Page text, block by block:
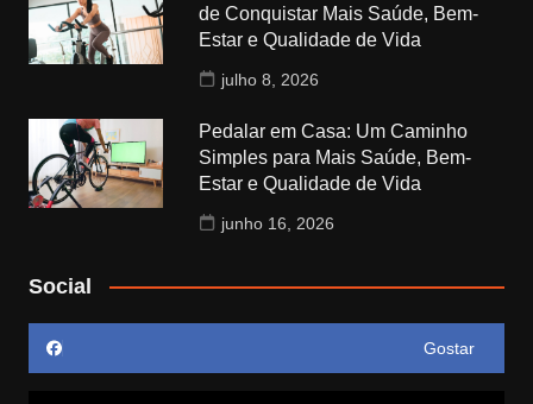
de Conquistar Mais Saúde, Bem-
Estar e Qualidade de Vida
julho 8, 2026
Pedalar em Casa: Um Caminho
Simples para Mais Saúde, Bem-
Estar e Qualidade de Vida
junho 16, 2026
Social
Gostar